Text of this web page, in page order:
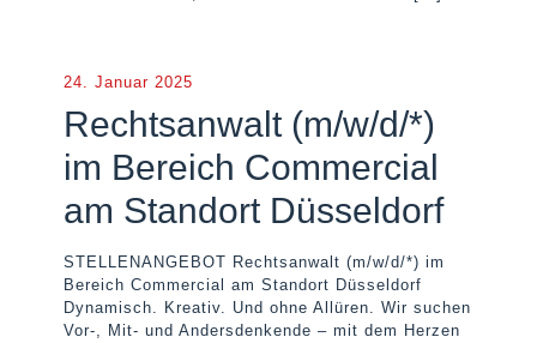
24. Januar 2025
Rechtsanwalt (m/w/d/*)
im Bereich Commercial
am Standort Düsseldorf
STELLENANGEBOT Rechtsanwalt (m/w/d/*) im
Bereich Commercial am Standort Düsseldorf
Dynamisch. Kreativ. Und ohne Allüren. Wir suchen
Vor-, Mit- und Andersdenkende – mit dem Herzen